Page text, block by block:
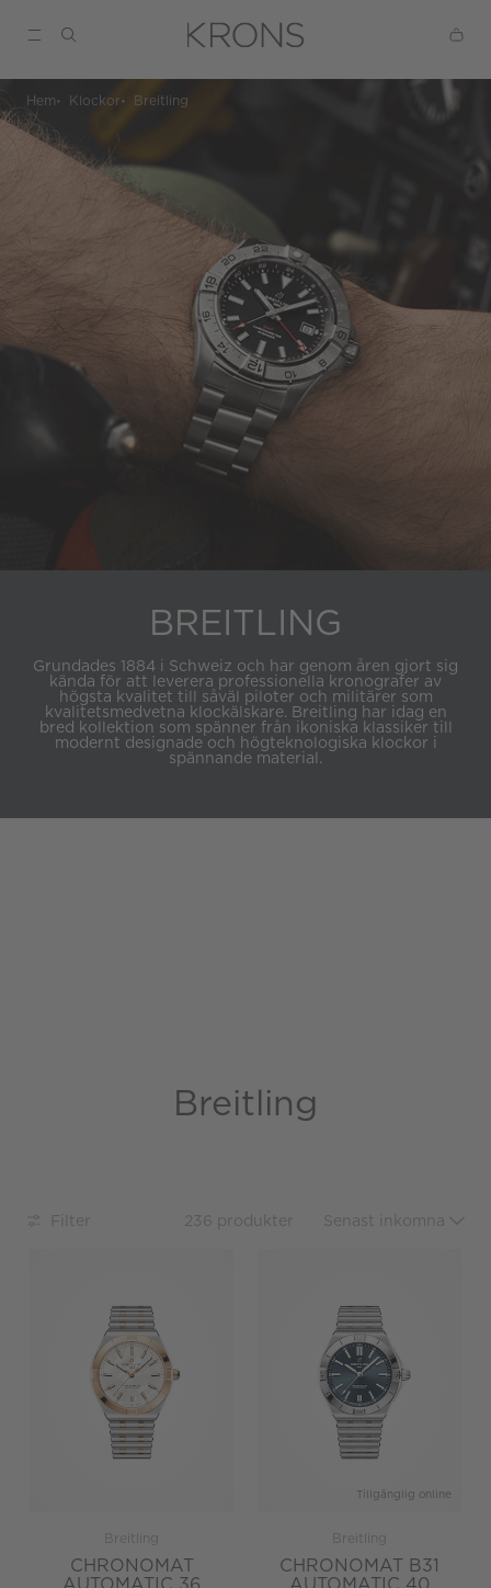
Hem Klockor Breitling
BREITLING
Grundades 1884 i Schweiz och har genom åren gjort sig
kända för att leverera professionella kronografer av
högsta kvalitet till såväl piloter och militärer som
kvalitetsmedvetna klockälskare. Breitling har idag en
bred kollektion som spänner från ikoniska klassiker till
modernt designade och högteknologiska klockor i
spännande material.
Breitling
Filter 236 produkter
Breitling
CHRONOMAT
Tillgänglig online
Breitling
CHRONOMAT B31